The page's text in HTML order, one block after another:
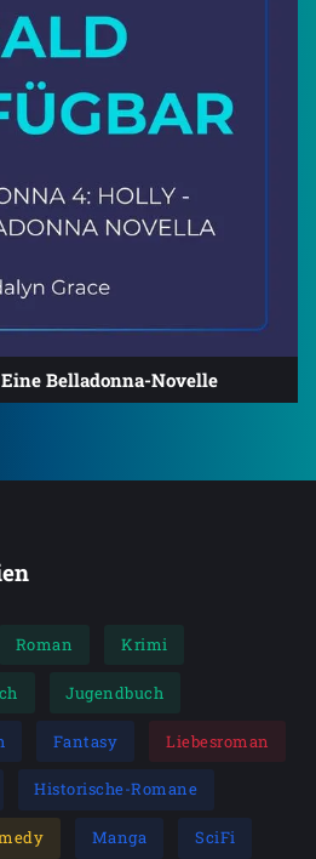
Belladonna-Novelle
Roman Krimi
Jugendbuch
Fantasy Liebesroman
Historische-Romane
Manga SciFi